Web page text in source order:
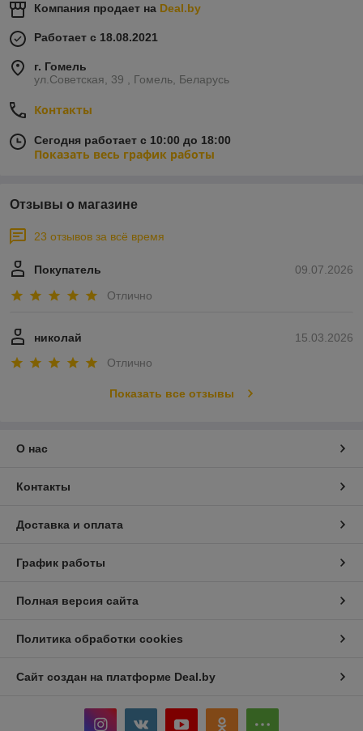
Компания продает на Deal.by
Работает с 18.08.2021
г. Гомель
ул.Советская, 39 , Гомель, Беларусь
Контакты
Сегодня работает с 10:00 до 18:00
Показать весь график работы
Отзывы о магазине
23 отзывов за всё время
09.07.2026
Покупатель
Отлично
15.03.2026
николай
Отлично
Показать все отзывы
О нас
Контакты
Доставка и оплата
График работы
Полная версия сайта
Политика обработки cookies
Сайт создан на платформе Deal.by